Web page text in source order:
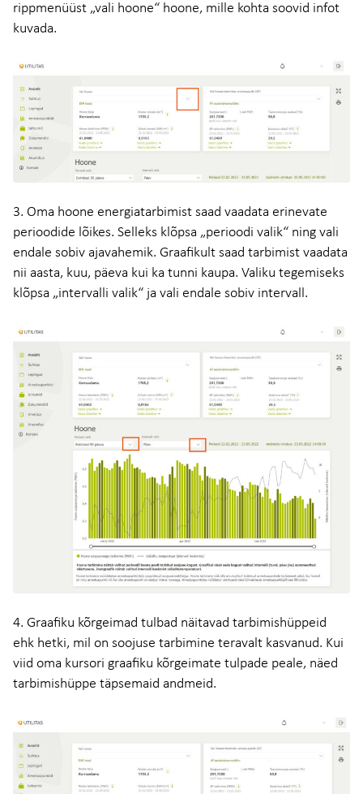
rippmenüüst „vali hoone“ hoone, mille kohta soovid infot
kuvada.
3. Oma hoone energiatarbimist saad vaadata erinevate
perioodide lõikes. Selleks klõpsa „perioodi valik“ ning vali
endale sobiv ajavahemik. Graafikult saad tarbimist vaadata
nii aasta, kuu, päeva kui ka tunni kaupa. Valiku tegemiseks
klõpsa „intervalli valik“ ja vali endale sobiv intervall.
4. Graafiku kõrgeimad tulbad näitavad tarbimishüppeid
ehk hetki, mil on soojuse tarbimine teravalt kasvanud. Kui
viid oma kursori graafiku kõrgeimate tulpade peale, näed
tarbimishüppe täpsemaid andmeid.